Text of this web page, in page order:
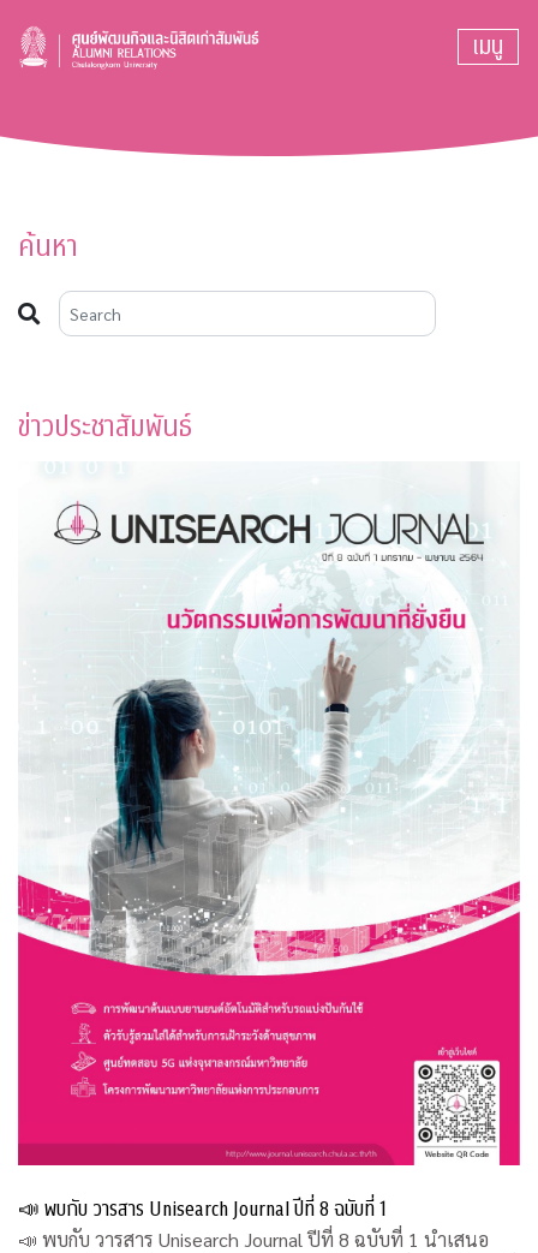
เมนู
ค้นหา
ข่าวประชาสัมพันธ์
📣 พบกับ วารสาร Unisearch Journal ปีที่ 8 ฉบับที่ 1
📣 พบกับ วารสาร Unisearch Journal ปีที่ 8 ฉบับที่ 1 นำเสนอ